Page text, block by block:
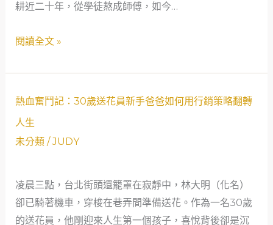
耕近二十年，從學徒熬成師傅，如今…
變：
誼
銷
交
織
程
閱讀全文 »
熱血奮鬥記：30歲送花員新手爸爸如何用行銷策略翻轉
人生
未分類/JUDY
凌晨三點，台北街頭還籠罩在寂靜中，林大明（化名）
卻已騎著機車，穿梭在巷弄間準備送花。作為一名30歲
的送花員，他剛迎來人生第一個孩子，喜悅背後卻是沉
熱
鬥
30
歲
送